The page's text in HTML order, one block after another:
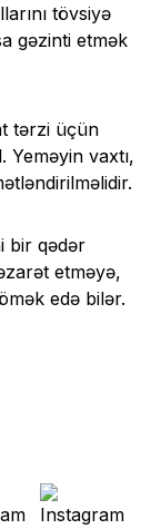
tövsiyə
gəzinti etmək
tərzi üçün
Yeməyin vaxtı,
bir qədər
etməyə,
edə bilər.